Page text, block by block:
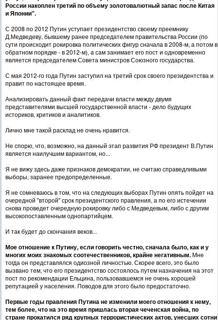
России накоплен третий по объему золотовалютный запас после Китая
и Японии".
С 2008 по 2012 Путин уступает президентство своему преемнику
Д.Медведеву, бывшему ранее председателем правительства России (по
сути происходит рокировка политических фигур сначала в 2008-м, а потом в
обратном порядке - в 2012-м), а сам занимает его пост и одновременно
является председателем Совета министров Союзного государства.
С мая 2012-го года Путин заступил на третий срок своего президентства и
правит по настоящее время.
Анализировать данный факт передачи власти между двумя
представителями высшей государственной власти - дело будущих
историков, критиков и аналитиков.
Лично мне такой расклад не очень нравится.
Не спорю, что, возможно, на данный этап развития РФ президент В.Путин
является наилучшим вариантом, но...
Я не вижу здесь даже признаков демократии, не считаю справедливыми
выборы, заранее предопределенные.
Я не сомневаюсь в том, что на следующих выборах Путин опять пойдет на
очередной "второй" срок президентского правления, а по его истечении
снова проведет очередную рокировку либо с Медведевым, либо с другим
высокопоставленным однопартийцем.
И так будет до скончания веков...
Мое отношение к Путину, если говорить честно, сначала было, как и у
многих моих знакомых соотечественников, крайне негативным. Мне
тогда он представлялся одиозной личностью. Скорее всего, это было
вызвано тем, что его президентство состоялось путем назначения на этот
пост по рекомендации Ельцина, пользовавшемся не очень хорошей
репутацией у населения. Поводов для этого было предостаточно.
Первые годы правления Путина не изменили моего отношения к нему,
тем более, что на это время пришлась вторая чеченская война, по
стране прокатился ряд крупных террористических актов, унесших сотни